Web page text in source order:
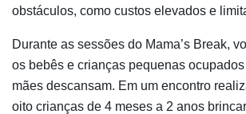
obstáculos, como custos elevados e
Durante as sessões do Mama’s Break,
os bebês e crianças pequenas
mães descansam. Em um encontro
oito crianças de 4 meses a 2 anos